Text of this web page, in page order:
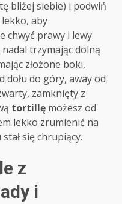
bliżej siebie) i podwiń
aby
chwyć prawy i lewy
trzymając dolną
złożone boki,
dołu do góry, away od
zamknięty z
tortillę możesz od
lekko zrumienić na
się chrupiący.
z
i